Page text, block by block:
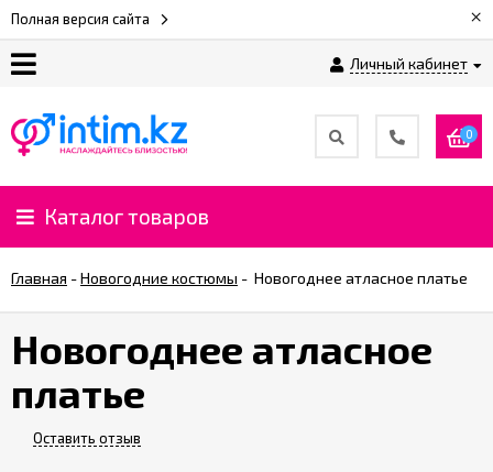
Полная версия сайта ×
Личный кабинет
нас
Доставка
и
%
CashBack
0
Каталог товаров
Главная -Новогодние костюмы - Новогоднее атласное платье
Новогоднее атласное
платье
Оставить отзыв